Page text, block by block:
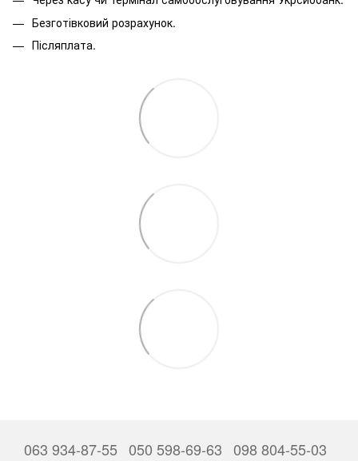
Безготівковий розрахунок.
Післяплата.
063 934-87-55 050 598-69-63 098 804-55-03